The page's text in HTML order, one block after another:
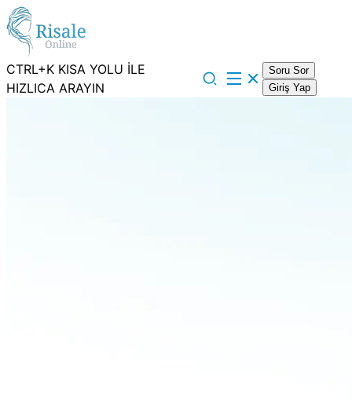
CTRL+K KISA YOLU İLE
HIZLICA ARAYIN
Soru Sor
Giriş Yap